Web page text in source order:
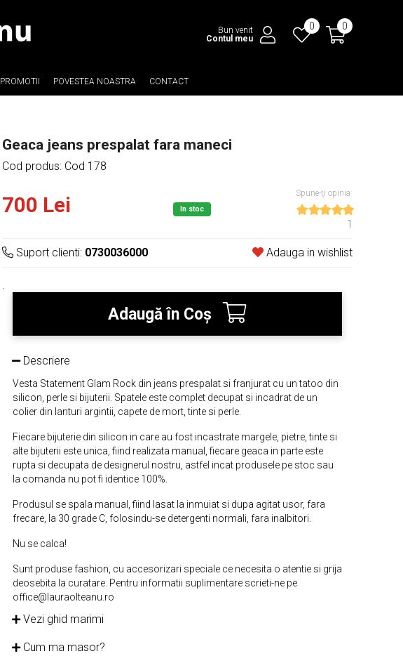
Bun venit
Contul meu
0 0
PROMOTII POVESTEA NOASTRA CONTACT
Geaca jeans prespalat fara maneci
Cod produs: Cod 178
700 Lei In stoc
Spune-ţi opinia:
1
Suport clienti: 0730036000 Adauga in wishlist
Adaugă în Coş
Descriere
Vesta Statement Glam Rock din jeans prespalat si franjurat cu un tatoo din
silicon, perle si bijuterii. Spatele este complet decupat si incadrat de un
colier din lanturi argintii, capete de mort, tinte si perle.
Fiecare bijuterie din silicon in care au fost incastrate margele, pietre, tinte si
alte bijuterii este unica, fiind realizata manual, fiecare geaca in parte este
rupta si decupata de designerul nostru, astfel incat produsele pe stoc sau
la comanda nu pot fi identice 100%.
Produsul se spala manual, fiind lasat la inmuiat si dupa agitat usor, fara
frecare, la 30 grade C, folosindu-se detergenti normali, fara inalbitori.
Nu se calca!
Sunt produse fashion, cu accesorizari speciale ce necesita o atentie si grija
deosebita la curatare. Pentru informatii suplimentare scrieti-ne pe
office@lauraolteanu.ro
Vezi ghid marimi
Cum ma masor?